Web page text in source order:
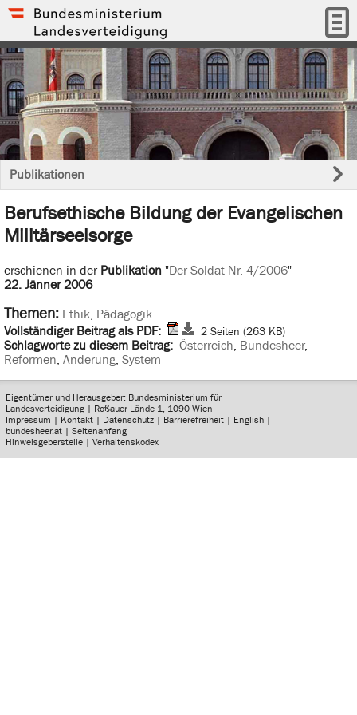
Publikationen
Berufsethische Bildung der Evangelischen
Militärseelsorge
erschienen in der Publikation"Der Soldat Nr. 4/2006" -
22. Jänner 2006
Themen: Ethik, Pädagogik
Vollständiger Beitrag als PDF:
2 Seiten (263 KB)
Schlagworte zu diesem Beitrag: Österreich, Bundesheer,
Reformen, Änderung, System
Eigentümer und Herausgeber: Bundesministerium für
Landesverteidigung | Roßauer Lände 1, 1090 Wien
Impressum | Kontakt | Datenschutz | Barrierefreiheit | English |
bundesheer.at |Seitenanfang
Hinweisgeberstelle |Verhaltenskodex